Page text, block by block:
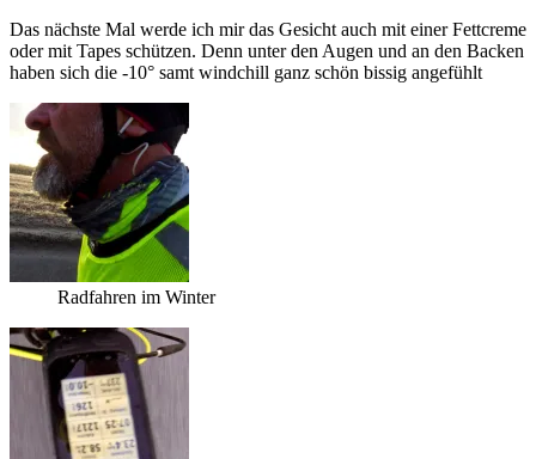
Das nächste Mal werde ich mir das Gesicht auch mit einer Fettcreme
oder mit Tapes schützen. Denn unter den Augen und an den Backen
haben sich die -10° samt windchill ganz schön bissig angefühlt
Radfahren im Winter